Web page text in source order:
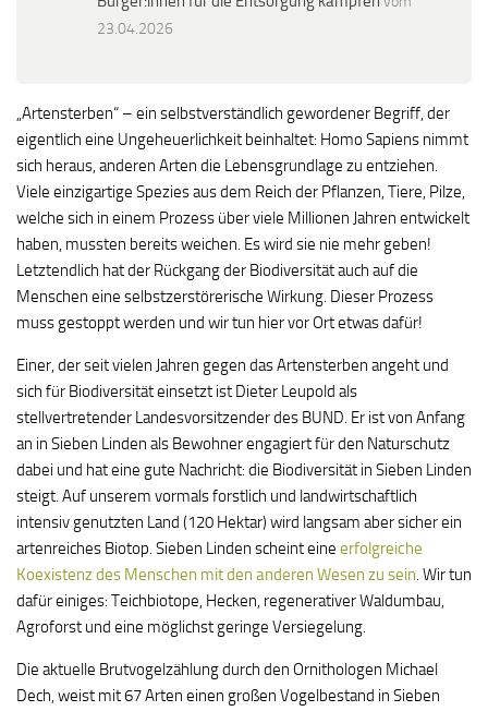
23.04.2026
„Artensterben“ – ein selbstverständlich gewordener Begriff, der
eigentlich eine Ungeheuerlichkeit beinhaltet: Homo Sapiens nimmt
sich heraus, anderen Arten die Lebensgrundlage zu entziehen.
Viele einzigartige Spezies aus dem Reich der Pflanzen, Tiere, Pilze,
welche sich in einem Prozess über viele Millionen Jahren entwickelt
haben, mussten bereits weichen. Es wird sie nie mehr geben!
Letztendlich hat der Rückgang der Biodiversität auch auf die
Menschen eine selbstzerstörerische Wirkung. Dieser Prozess
muss gestoppt werden und wir tun hier vor Ort etwas dafür!
Einer, der seit vielen Jahren gegen das Artensterben angeht und
sich für Biodiversität einsetzt ist Dieter Leupold als
stellvertretender Landesvorsitzender des BUND. Er ist von Anfang
an in Sieben Linden als Bewohner engagiert für den Naturschutz
dabei und hat eine gute Nachricht: die Biodiversität in Sieben Linden
steigt. Auf unserem vormals forstlich und landwirtschaftlich
intensiv genutzten Land (120 Hektar) wird langsam aber sicher ein
artenreiches Biotop. Sieben Linden scheint eine erfolgreiche
Koexistenz des Menschen mit den anderen Wesen zu sein. Wir tun
dafür einiges: Teichbiotope, Hecken, regenerativer Waldumbau,
Agroforst und eine möglichst geringe Versiegelung.
Die aktuelle Brutvogelzählung durch den Ornithologen Michael
Dech, weist mit 67 Arten einen großen Vogelbestand in Sieben